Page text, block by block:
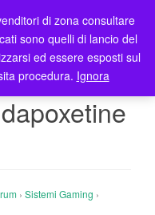
T
o
g
l
e
› Sistemi Gaming ›
di zona consultare
sono quelli di lancio del
ed essere esposti sul
procedura. Ignora